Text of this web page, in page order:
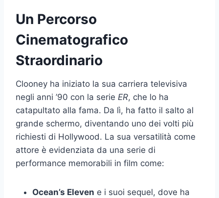
Un Percorso
Cinematografico
Straordinario
Clooney ha iniziato la sua carriera televisiva
negli anni ’90 con la serie ER, che lo ha
catapultato alla fama. Da lì, ha fatto il salto al
grande schermo, diventando uno dei volti più
richiesti di Hollywood. La sua versatilità come
attore è evidenziata da una serie di
performance memorabili in film come:
Ocean’s Eleven e i suoi sequel, dove ha